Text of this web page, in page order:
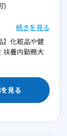
)
続きを見る
】化粧品や健
扶養内勤務大
見る